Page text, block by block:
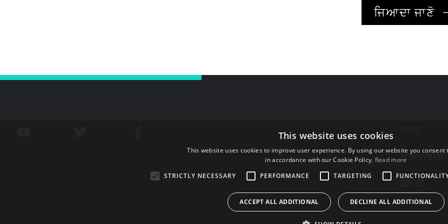
ਜਿਆਦਾ ਜਾਣੋ
ਲਾਇਸੰਸਿੰਗ
This website uses cookies
This website uses cookies to improve user experience. By using our website you consent
in accordance with our Cookie Policy. Read more
STRICTLY NECESSARY
PERFORMANCE TARGETING
ACCEPT ALL ADDITIONAL DECLINE ALL ADDITIONAL